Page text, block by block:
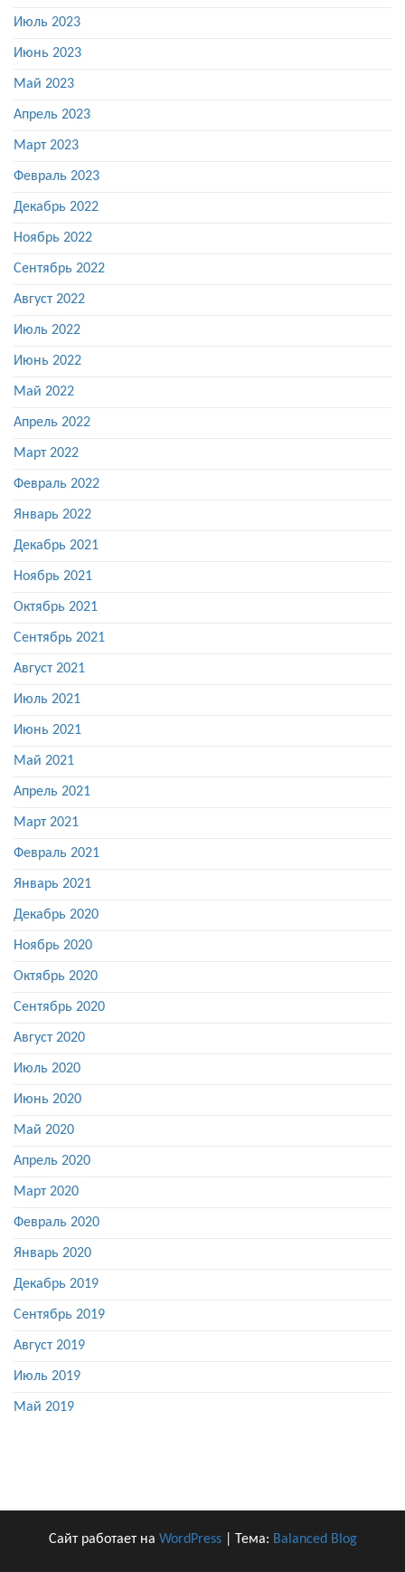
Июль 2023
Июнь 2023
Май 2023
Апрель 2023
Март 2023
Февраль 2023
Декабрь 2022
Ноябрь 2022
Сентябрь 2022
Август 2022
Июль 2022
Июнь 2022
Май 2022
Апрель 2022
Март 2022
Февраль 2022
Январь 2022
Декабрь 2021
Ноябрь 2021
Октябрь 2021
Сентябрь 2021
Август 2021
Июль 2021
Июнь 2021
Май 2021
Апрель 2021
Март 2021
Февраль 2021
Январь 2021
Декабрь 2020
Ноябрь 2020
Октябрь 2020
Сентябрь 2020
Август 2020
Июль 2020
Июнь 2020
Май 2020
Апрель 2020
Март 2020
Февраль 2020
Январь 2020
Декабрь 2019
Сентябрь 2019
Август 2019
Июль 2019
Май 2019
Сайт работает на WordPress Тема: Balanced Blog